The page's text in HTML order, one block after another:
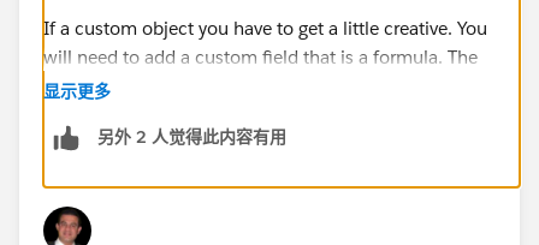
If a custom object you have to get a little creative. You
will need to add a custom field that is a formula. The
formula would be a checkbox that checks to see if the
this:
g-a-my-teams-list-view-on-a-custom-object-using-
显示更多
另外 2 人觉得此内容有用